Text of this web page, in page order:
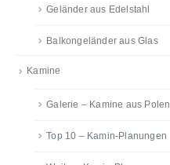
Geländer aus Edelstahl
Balkongeländer aus Glas
Kamine
Galerie – Kamine aus Polen
Top 10 – Kamin-Planungen